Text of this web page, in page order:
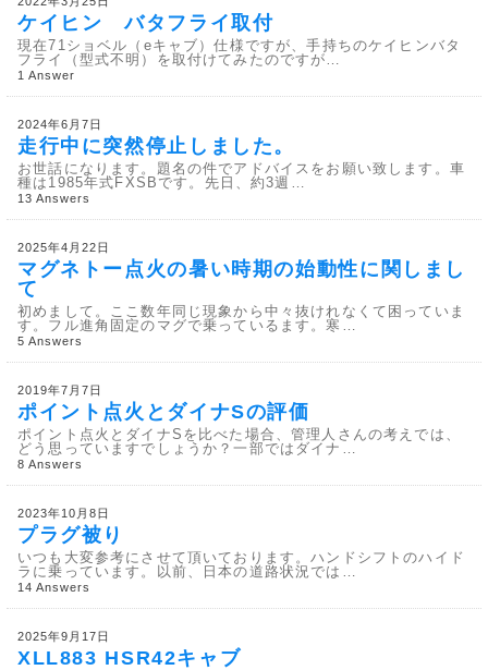
ケイヒン バタフライ取付
現在71ショベル（eキャブ）仕様ですが、手持ちのケイヒンバタ
フライ（型式不明）を取付けてみたのですが…
1 Answer
2024年6月7日
走行中に突然停止しました。
お世話になります。題名の件でアドバイスをお願い致します。車
種は1985年式FXSBです。先日、約3週…
13 Answers
2025年4月22日
マグネトー点火の暑い時期の始動性に関しまし
て
初めまして。ここ数年同じ現象から中々抜けれなくて困っていま
す。フル進角固定のマグで乗っているます。寒…
5 Answers
2019年7月7日
ポイント点火とダイナSの評価
ポイント点火とダイナSを比べた場合、管理人さんの考えでは、
どう思っていますでしょうか？一部ではダイナ…
8 Answers
2023年10月8日
プラグ被り
いつも大変参考にさせて頂いております。ハンドシフトのハイド
ラに乗っています。以前、日本の道路状況では…
14 Answers
2025年9月17日
XLL883 HSR42キャブ